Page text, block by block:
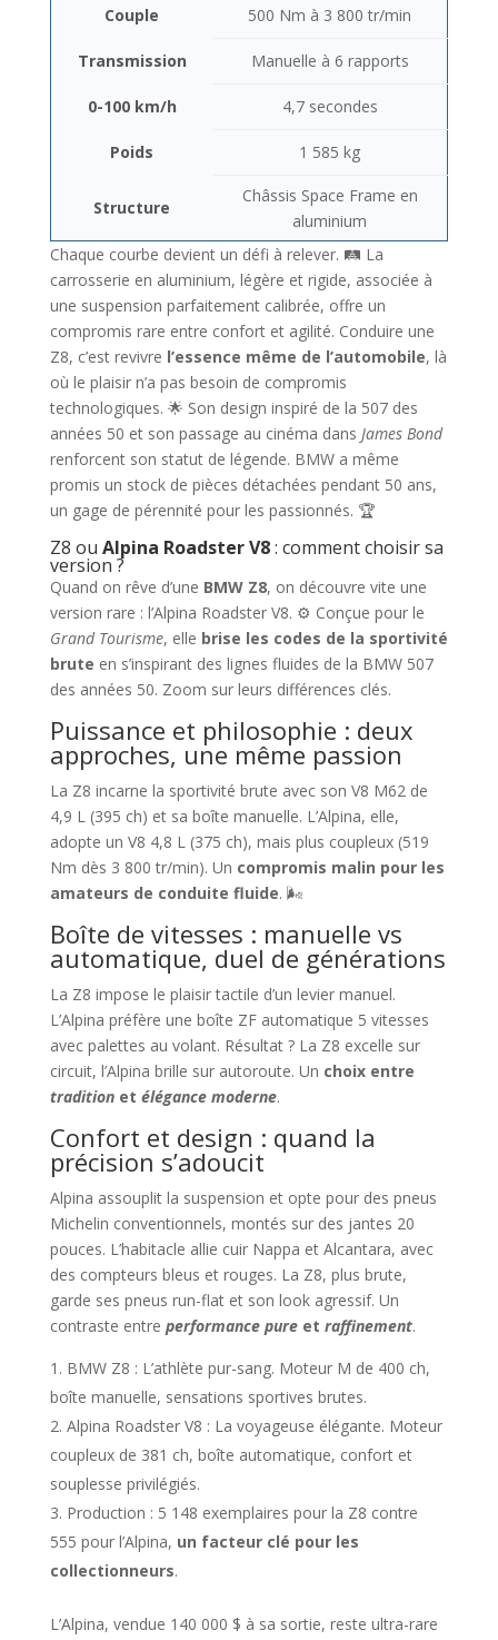
Couple 500 Nm à 3 800 tr/min
Transmission Manuelle à 6 rapports
0-100 km/h 4,7 secondes
Poids 1 585 kg
Structure
Châssis Space Frame en
aluminium
Chaque courbe devient un défi à relever. 🛤️ La
carrosserie en aluminium, légère et rigide, associée à
une suspension parfaitement calibrée, offre un
compromis rare entre confort et agilité. Conduire une
Z8, c’est revivre l’essence même de l’automobile, là
où le plaisir n’a pas besoin de compromis
technologiques. 🌟 Son design inspiré de la 507 des
années 50 et son passage au cinéma dans James Bond
renforcent son statut de légende. BMW a même
promis un stock de pièces détachées pendant 50 ans,
un gage de pérennité pour les passionnés. 🏆
Z8 ou Alpina Roadster V8: comment choisir sa
version ?
Quand on rêve d’une BMW Z8, on découvre vite une
version rare : l’Alpina Roadster V8. ⚙️ Conçue pour le
Grand Tourisme, elle brise les codes de la sportivité
brute en s’inspirant des lignes fluides de la BMW 507
des années 50. Zoom sur leurs différences clés.
Puissance et philosophie : deux
approches, une même passion
La Z8 incarne la sportivité brute avec son V8 M62 de
4,9 L (395 ch) et sa boîte manuelle. L’Alpina, elle,
adopte un V8 4,8 L (375 ch), mais plus coupleux (519
Nm dès 3 800 tr/min). Un compromis malin pour les
amateurs de conduite fluide. 🌬️
Boîte de vitesses : manuelle vs
automatique, duel de générations
La Z8 impose le plaisir tactile d’un levier manuel.
L’Alpina préfère une boîte ZF automatique 5 vitesses
avec palettes au volant. Résultat ? La Z8 excelle sur
circuit, l’Alpina brille sur autoroute. Un choix entre
traditionet élégance moderne.
Confort et design : quand la
précision s’adoucit
Alpina assouplit la suspension et opte pour des pneus
Michelin conventionnels, montés sur des jantes 20
pouces. L’habitacle allie cuir Nappa et Alcantara, avec
des compteurs bleus et rouges. La Z8, plus brute,
garde ses pneus run-flat et son look agressif. Un
contraste entre performance pureet raffinement.
BMW Z8 : L’athlète pur-sang. Moteur M de 400 ch,
boîte manuelle, sensations sportives brutes.
Alpina Roadster V8 : La voyageuse élégante. Moteur
coupleux de 381 ch, boîte automatique, confort et
souplesse privilégiés.
Production : 5 148 exemplaires pour la Z8 contre
555 pour l’Alpina, un facteur clé pour les
collectionneurs.
L’Alpina, vendue 140 000 $ à sa sortie, reste ultra-rare